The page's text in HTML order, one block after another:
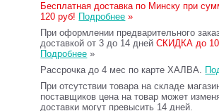
Бесплатная доставка по Минску при
120 руб! Подробнее »
При оформлении предварительного
доставкой от 3 до 14 днейСКИДКА до
Подробнее »
Рассрочка до 4 мес по карте ХАЛВА.
При отсутствии товара на складе
поставщиков цена на товар может
доставки могут превысить 14 дней.